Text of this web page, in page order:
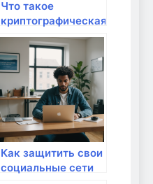
Что такое
криптографическая
защита и как ее
применять дома:
простое
руководство для
безопасного
интернета
Как защитить свои
социальные сети